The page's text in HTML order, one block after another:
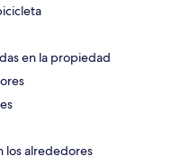
en la propiedad
los alrededores